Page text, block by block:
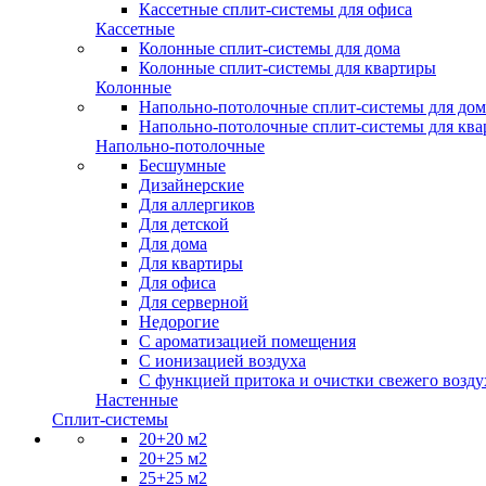
Кассетные сплит-системы для офиса
Кассетные
Колонные сплит-системы для дома
Колонные сплит-системы для квартиры
Колонные
Напольно-потолочные сплит-системы для
Напольно-потолочные сплит-системы для
Напольно-потолочные
Бесшумные
Дизайнерские
Для аллергиков
Для детской
Для дома
Для квартиры
Для офиса
Для серверной
Недорогие
С ароматизацией помещения
С ионизацией воздуха
С функцией притока и очистки свежего
Настенные
Сплит-системы
20+20 м2
20+25 м2
25+25 м2